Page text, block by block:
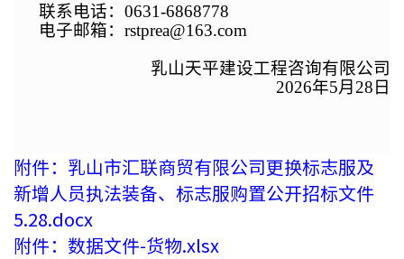
联系电话：0631-6868778
电子邮箱：rstprea@163.com
乳山天平建设工程咨询有限公司
2026年5月28日
附件：乳山市汇联商贸有限公司更换标志服及
新增人员执法装备、标志服购置公开招标文件
5.28.docx
附件：数据文件-货物.xlsx